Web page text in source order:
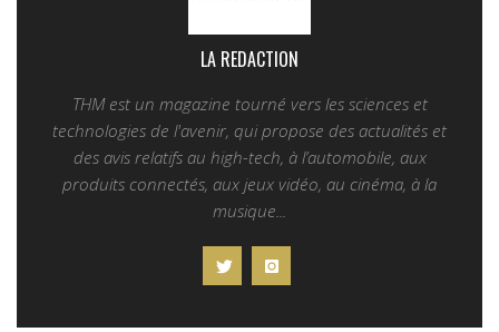
LA REDACTION
THM est un magazine tourné vers les sciences et
technologies de l'avenir, qui propose des actualités et
des avis relatifs au high-tech, à l’automobile, aux
produits connectés, aux jeux vidéo, au cinéma, à la
musique...